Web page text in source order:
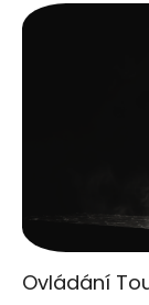
Ovládání